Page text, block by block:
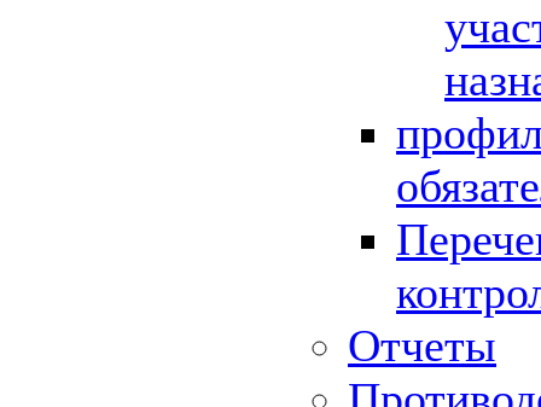
Отчеты